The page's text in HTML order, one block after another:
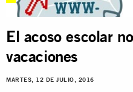
El acoso escolar
vacaciones
MARTES, 12 DE JULIO, 2016